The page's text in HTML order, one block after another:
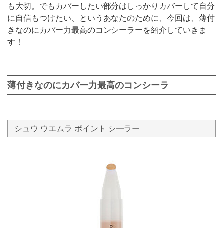
も大切。でもカバーしたい部分はしっかりカバーして自分
に自信もつけたい、というあなたのために、今回は、薄付
きなのにカバー力最高のコンシーラーを紹介していきま
す！
薄付きなのにカバー力最高のコンシーラ
シュウ ウエムラ ポイント シ―ラー